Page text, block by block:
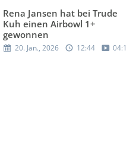
Rena Jansen hat bei Trude
Kuh einen Airbowl 1+
gewonnen
20. Jan., 2026 12:44 04:15